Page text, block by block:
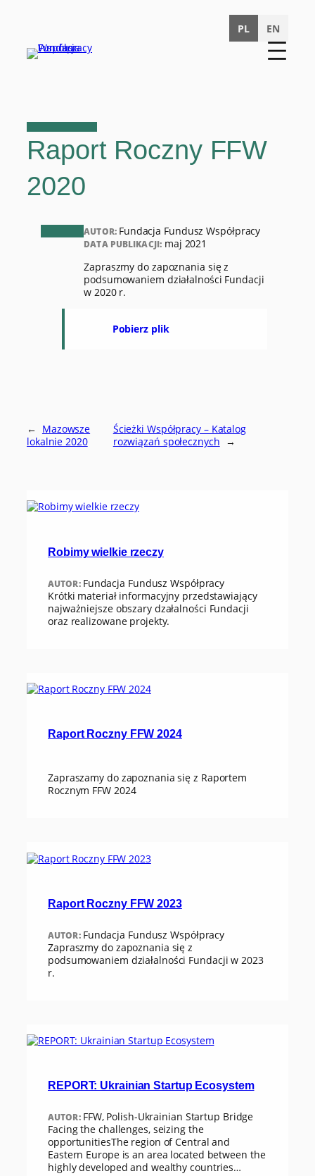
PL EN
Raport Roczny FFW
2020
AUTOR: Fundacja Fundusz Współpracy
DATA PUBLIKACJI: maj 2021
Zapraszmy do zapoznania się z
podsumowaniem działalności Fundacji
w 2020 r.
Pobierz plik
← Mazowsze
lokalnie 2020
Ścieżki Współpracy – Katalog
rozwiązań społecznych →
Robimy wielkie rzeczy
AUTOR: Fundacja Fundusz Współpracy
Krótki materiał informacyjny przedstawiający
najważniejsze obszary dzałalności Fundacji
oraz realizowane projekty.
Raport Roczny FFW 2024
Zapraszamy do zapoznania się z Raportem
Rocznym FFW 2024
Raport Roczny FFW 2023
AUTOR: Fundacja Fundusz Współpracy
Zapraszmy do zapoznania się z
podsumowaniem działalności Fundacji w 2023
r.
REPORT: Ukrainian Startup Ecosystem
AUTOR: FFW, Polish-Ukrainian Startup Bridge
Facing the challenges, seizing the
opportunitiesThe region of Central and
Eastern Europe is an area located between the
highly developed and wealthy countries…